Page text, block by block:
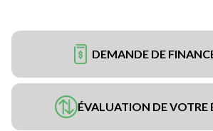
DEMANDE DE
ÉVALUATION DE VOTRE